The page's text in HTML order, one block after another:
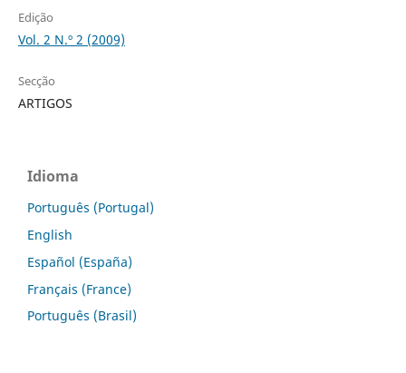
Edição
Vol. 2 N.º 2 (2009)
Secção
ARTIGOS
Idioma
Português (Portugal)
English
Español (España)
Français (France)
Português (Brasil)